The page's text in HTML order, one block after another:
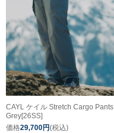
CAYL ケイル Stretch Cargo Pants
Grey[26SS]
価格29,700円(税込)